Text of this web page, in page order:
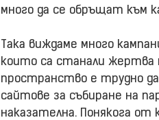
много да се обръщат към
Така виждаме много
които са станали жертва
пространство е трудно
сайтове за събиране на
наказателна. Понякога от